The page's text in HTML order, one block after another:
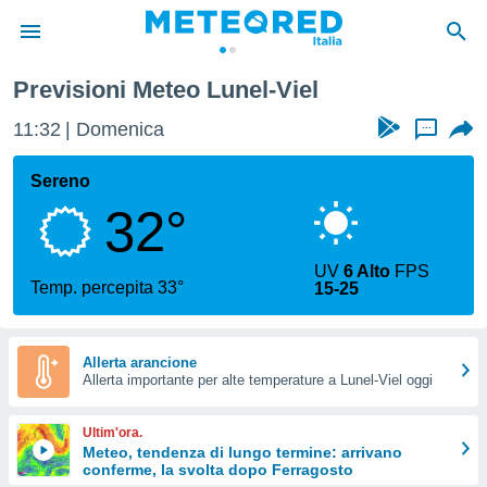
di
per
le
di
Web
le
Previsioni Meteo Lunel-Viel
11:32 Domenica ...
Sereno
32°
Temp. percepita 33°
UV6 Alto FPS
15-25
Allerta arancione
Allerta importante per alte temperature a Lunel-Viel oggi
Ultim'ora.
Meteo, tendenza di lungo termine: arrivano
conferme, la svolta dopo Ferragosto